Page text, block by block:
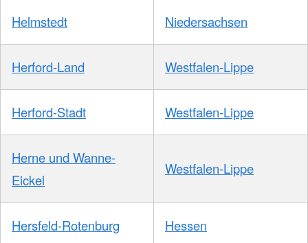
Helmstedt Niedersachsen
Herford-Land Westfalen-Lippe
Herford-Stadt Westfalen-Lippe
Herne und Wanne-
Eickel
Westfalen-Lippe
Hersfeld-Rotenburg Hessen